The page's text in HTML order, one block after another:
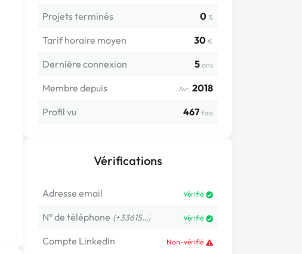
Projets terminés 0 %
Tarif horaire moyen 30 €
Dernière connexion 5 ans
Membre depuis Avr. 2018
Profil vu
467 fois
Vérifications
Adresse email Vérifié
N° de téléphone (+33615…) Vérifié
Compte LinkedIn Non-vérifié